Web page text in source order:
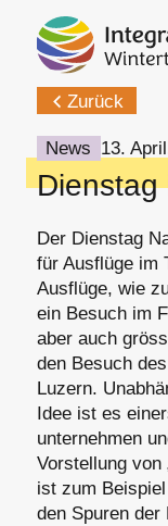
Zurück
News 13.
Dienstag
Der Dienstag
für Ausflüge im
Ausflüge, wie
ein Besuch im
aber auch
den Besuch
Luzern.
Idee ist es
unternehmen
Vorstellung von
ist zum
den Spuren der